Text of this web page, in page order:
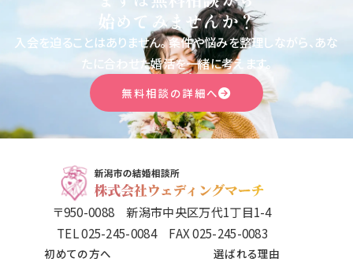
始めてみませんか？
入会を迫ることはありません。条件や悩みを整理しながら、あな
たに合わせた婚活を一緒に考えます。
無料相談の詳細へ
〒950-0088 新潟市中央区万代1丁目1-4
TEL 025-245-0084 FAX 025-245-0083
初めての方へ
選ばれる理由